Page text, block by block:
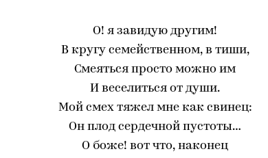
О! я завидую другим!
В кругу семейственном, в тиши,
Смеяться просто можно им
И веселиться от души.
Мой смех тяжел мне как свинец:
Он плод сердечной пустоты…
О боже! вот что, наконец